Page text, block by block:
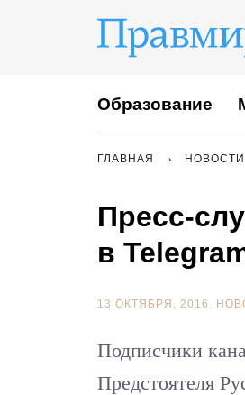
Образование
ГЛАВНАЯ НОВОСТИ
Пресс-
в
13 ОКТЯБРЯ, 2016.
Подписчики
Предстоятеля